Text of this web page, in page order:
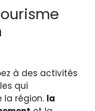
à des activités
qui
la région. la